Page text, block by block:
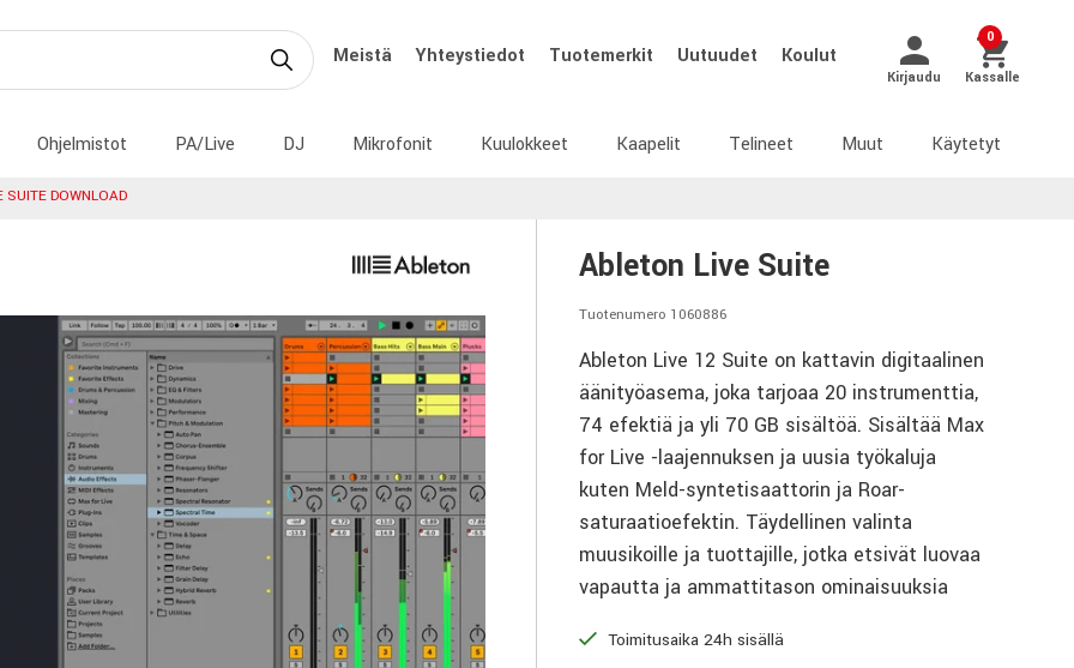
Meistä Yhteystiedot Tuotemerkit Uutuudet Koulut
Kirjaudu
0
Kassalle
Ohjelmistot PA/Live DJ Mikrofonit Kuulokkeet Kaapelit Telineet Muut Käytetyt
SUITE DOWNLOAD
Ableton Live Suite
Tuotenumero 1060886
Ableton Live 12 Suite on kattavin digitaalinen
äänityöasema, joka tarjoaa 20 instrumenttia,
74 efektiä ja yli 70 GB sisältöä. Sisältää Max
for Live -laajennuksen ja uusia työkaluja
kuten Meld-syntetisaattorin ja Roar-
saturaatioefektin. Täydellinen valinta
muusikoille ja tuottajille, jotka etsivät luovaa
vapautta ja ammattitason ominaisuuksia
Toimitusaika 24h sisällä